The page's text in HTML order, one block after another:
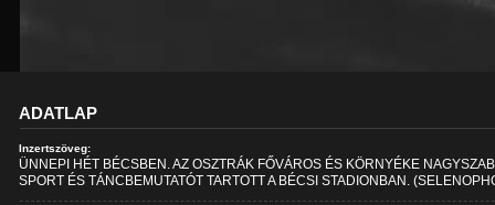
ADATLAP
Inzertszöveg:
ÜNNEPI HÉT BÉCSBEN. AZ OSZTRÁK FŐVÁROS ÉS KÖRNYÉKE
SPORT ÉS TÁNCBEMUTATÓT TARTOTT A BÉCSI STADIONBAN.